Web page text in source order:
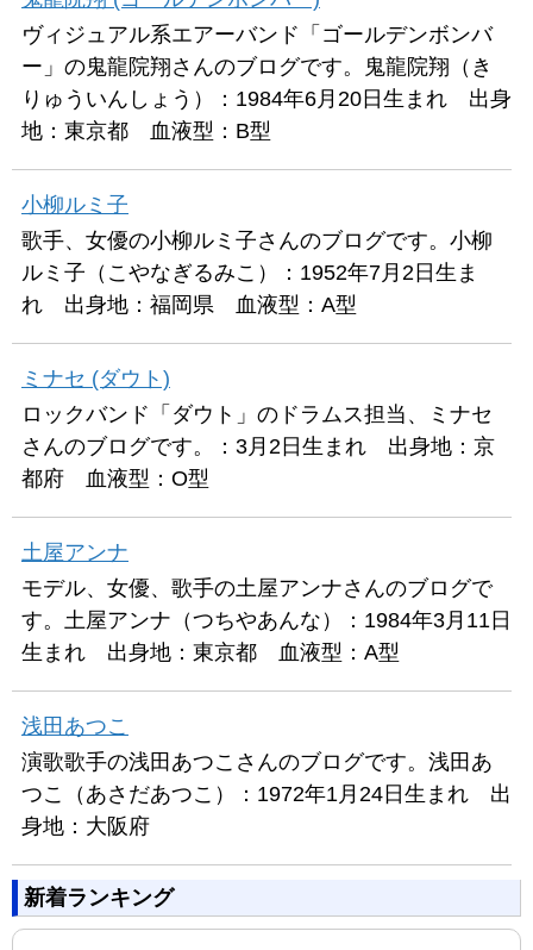
ヴィジュアル系エアーバンド「ゴールデンボンバ
ー」の鬼龍院翔さんのブログです。鬼龍院翔（き
りゅういんしょう）：1984年6月20日生まれ 出身
地：東京都 血液型：B型
小柳ルミ子
歌手、女優の小柳ルミ子さんのブログです。小柳
ルミ子（こやなぎるみこ）：1952年7月2日生ま
れ 出身地：福岡県 血液型：A型
ミナセ (ダウト)
ロックバンド「ダウト」のドラムス担当、ミナセ
さんのブログです。：3月2日生まれ 出身地：京
都府 血液型：O型
土屋アンナ
モデル、女優、歌手の土屋アンナさんのブログで
す。土屋アンナ（つちやあんな）：1984年3月11日
生まれ 出身地：東京都 血液型：A型
浅田あつこ
演歌歌手の浅田あつこさんのブログです。浅田あ
つこ（あさだあつこ）：1972年1月24日生まれ 出
身地：大阪府
新着ランキング